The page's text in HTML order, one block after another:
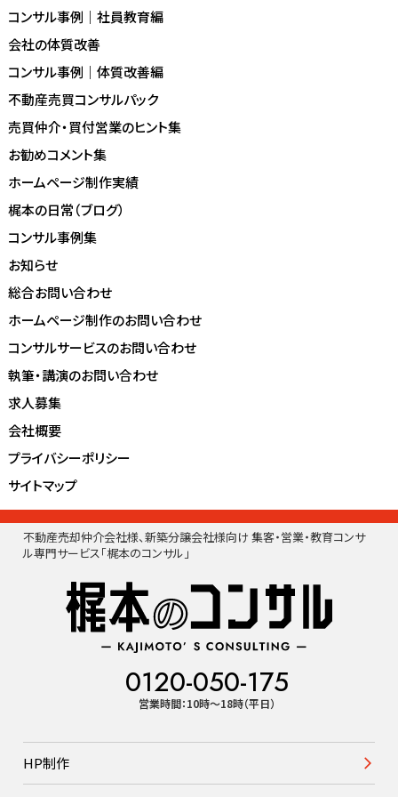
コンサル事例｜社員教育編
会社の体質改善
コンサル事例｜体質改善編
不動産売買コンサルパック
売買仲介・買付営業のヒント集
お勧めコメント集
ホームページ制作実績
梶本の日常（ブログ）
コンサル事例集
お知らせ
総合お問い合わせ
ホームページ制作のお問い合わせ
コンサルサービスのお問い合わせ
執筆・講演のお問い合わせ
求人募集
会社概要
プライバシーポリシー
サイトマップ
不動産売却仲介会社様、新築分譲会社様向け 集客・営業・教育コンサ
ル専門サービス「梶本のコンサル」
0120-050-175
営業時間：10時〜18時（平日）
HP制作